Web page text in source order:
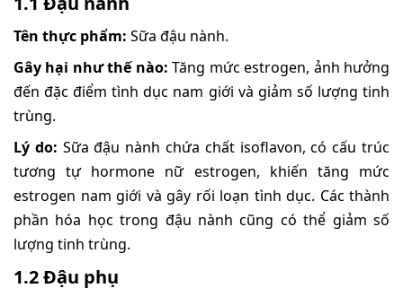
Tên thực phẩm: Sữa đậu nành.
Gây hại như thế nào: Tăng mức estrogen, ảnh hưởng
đến đặc điểm tình dục nam giới và giảm số lượng tinh
trùng.
Lý do: Sữa đậu nành chứa chất isoflavon, có cấu trúc
tương tự hormone nữ estrogen, khiến tăng mức
estrogen nam giới và gây rối loạn tình dục. Các thành
phần hóa học trong đậu nành cũng có thể giảm số
lượng tinh trùng.
1.2 Đậu phụ